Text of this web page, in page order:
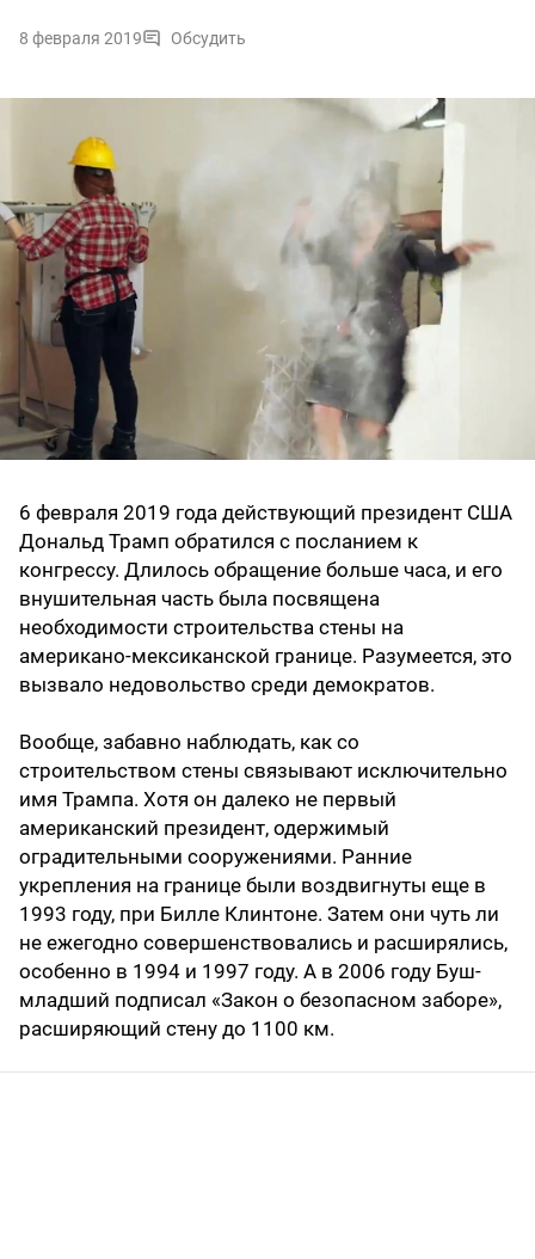
8 февраля 2019 Обсудить
6 февраля 2019 года действующий президент США
Дональд Трамп обратился с посланием к
конгрессу. Длилось обращение больше часа, и его
внушительная часть была посвящена
необходимости строительства стены на
американо-мексиканской границе. Разумеется, это
вызвало недовольство среди демократов.
Вообще, забавно наблюдать, как со
строительством стены связывают исключительно
имя Трампа. Хотя он далеко не первый
американский президент, одержимый
оградительными сооружениями. Ранние
укрепления на границе были воздвигнуты еще в
1993 году, при Билле Клинтоне. Затем они чуть ли
не ежегодно совершенствовались и расширялись,
особенно в 1994 и 1997 году. А в 2006 году Буш-
младший подписал «Закон о безопасном заборе»,
расширяющий стену до 1100 км.